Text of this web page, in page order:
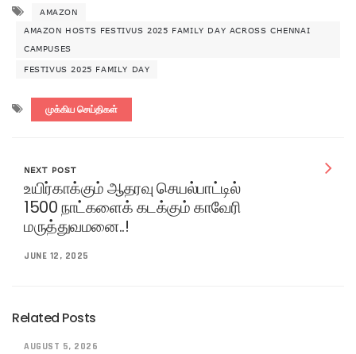
AMAZON
AMAZON HOSTS FESTIVUS 2025 FAMILY DAY ACROSS CHENNAI
CAMPUSES
FESTIVUS 2025 FAMILY DAY
முக்கிய செய்திகள்
NEXT POST
உயிர்காக்கும் ஆதரவு செயல்பாட்டில்
1500 நாட்களைக் கடக்கும் காவேரி
மருத்துவமனை..!
JUNE 12, 2025
Related Posts
AUGUST 5, 2026